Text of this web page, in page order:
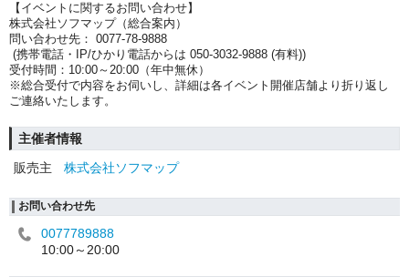
【イベントに関するお問い合わせ】
株式会社ソフマップ（総合案内）
問い合わせ先： 0077-78-9888
(携帯電話・IP/ひかり電話からは 050-3032-9888 (有料))
受付時間：10:00～20:00（年中無休）
※総合受付で内容をお伺いし、詳細は各イベント開催店舗より折り返し
ご連絡いたします。
主催者情報
販売主
株式会社ソフマップ
お問い合わせ先
0077789888
10:00～20:00